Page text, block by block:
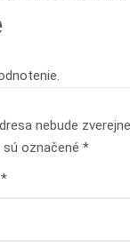
nebude
označené *
*